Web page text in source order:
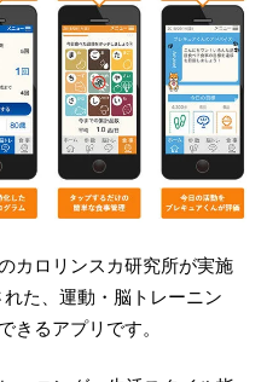
カロリンスカ研究所が実施
た、運動・脳トレーニン
きるアプリです。